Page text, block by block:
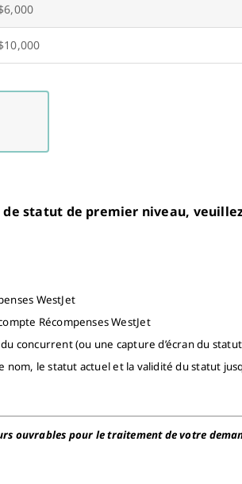
statut de premier niveau,
WestJet
Récompenses WestJet
concurrent (ou une capture d’écran du
le statut actuel et la validité du statut
ouvrables pour le traitement de votre